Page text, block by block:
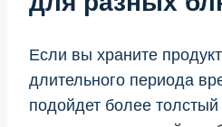
Если вы храните
длительного периода
подойдет более